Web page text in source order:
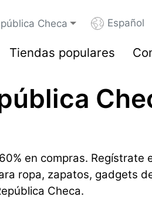
Checa Español
Tiendas populares
en compras. Regístrate
ropa, zapatos, gadgets
Checa.